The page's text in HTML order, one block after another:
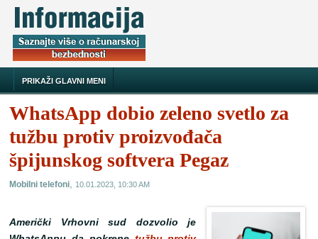
PRIKAŽI GLAVNI MENI
WhatsApp dobio zeleno svetlo za
tužbu protiv proizvođača
špijunskog softvera Pegaz
Mobilni telefoni, 10.01.2023, 10:30 AM
Američki Vrhovni sud dozvolio je